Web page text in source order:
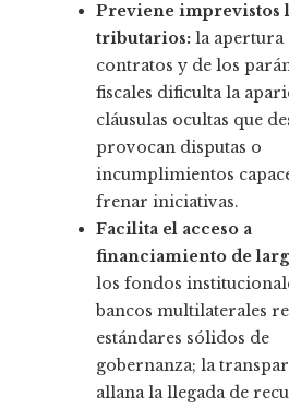
Previene imprevistos
tributarios: la apertura
contratos y de los
fiscales dificulta la
cláusulas ocultas que
provocan disputas o
incumplimientos
frenar iniciativas.
Facilita el acceso a
financiamiento de
los fondos
bancos multilaterales
estándares sólidos de
gobernanza; la
allana la llegada de